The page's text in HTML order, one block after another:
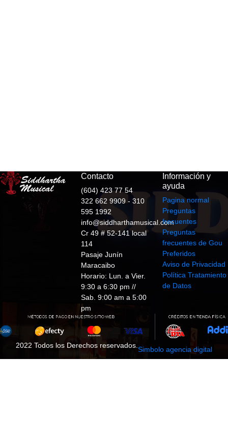
Contacto
(604) 423 77 54
322 662 9909 - 310
595 1992
info@siddharthamusical.com
Cr 49 # 52-141 local
114
Pasaje Junín
Maracaibo
Horario: Lun. a Vier.
9:30 a 6:30 pm //
Sab. 9:00 am a 5:00
pm
Información y
ayuda
Pagina normal
Preguntas
frecuentes
Preguntas
frecuentes de Gou
Preferidos
Aviso de Privacidad
Política Tratamiento
de Datos
2022 Todos los Derechos reservados. Simbolo agencia digital